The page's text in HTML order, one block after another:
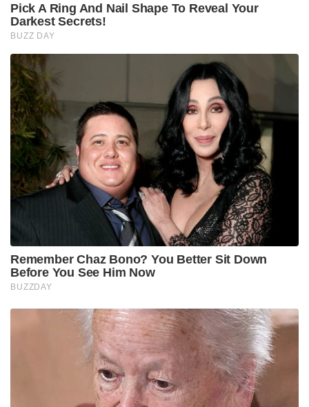
Pick A Ring And Nail Shape To Reveal Your
Darkest Secrets!
BUZZ DAY
Remember Chaz Bono? You Better Sit Down
Before You See Him Now
BUZZDAY